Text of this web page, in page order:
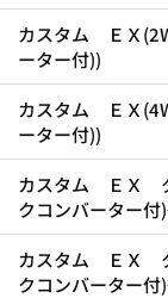
カスタム ＥＸ
ーター付))
カスタム ＥＸ
ーター付))
カスタム ＥＸ
クコンバーター付
カスタム ＥＸ
クコンバーター付